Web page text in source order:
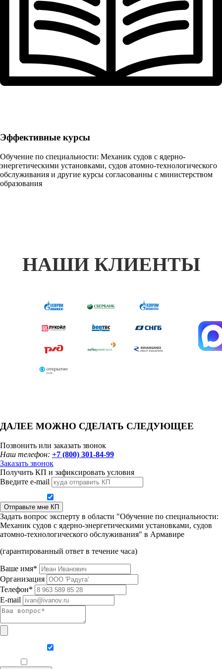
Эффективные курсы
Обучение по специальности: Механик судов с ядерно-
энергетическими установками, судов атомно-технологического
обслуживания и другие курсы согласованны с министерством
образования
НАШИ КЛИЕНТЫ
ДАЛЕЕ МОЖНО СДЕЛАТЬ СЛЕДУЮЩЕЕ
Позвонить или заказать звонок
Наш телефон: +7 (800) 301-84-99
Заказать звонок
Получить КП и зафиксировать условия
Введите e-mail
Отправьте мне КП
Задать вопрос эксперту в области "Обучение по специальности:
Механик судов с ядерно-энергетическими установками, судов
атомно-технологического обслуживания" в Армавире
(гарантированный ответ в течение часа)
Ваше имя*
Организация
Телефон*
E-mail